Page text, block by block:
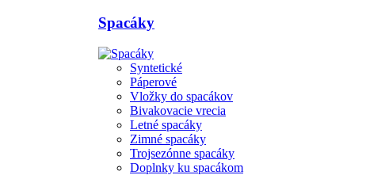
Spacáky
Syntetické
Páperové
Vložky do spacákov
Bivakovacie vrecia
Letné spacáky
Zimné spacáky
Trojsezónne spacáky
Doplnky ku spacákom